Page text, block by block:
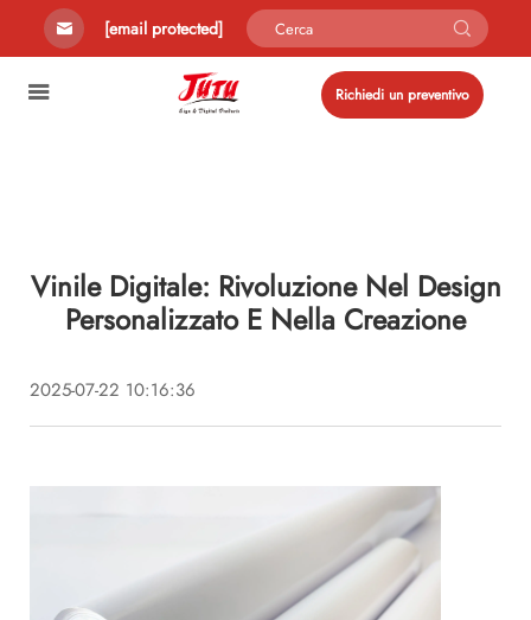
[email protected]
Richiedi un preventivo
Vinile Digitale: Rivoluzione Nel Design
Personalizzato E Nella Creazione
2025-07-22 10:16:36